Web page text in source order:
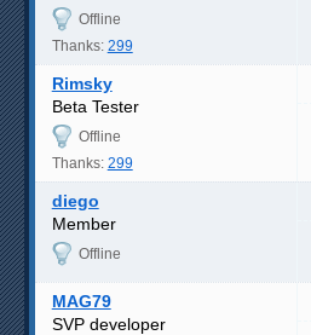
Offline
Thanks: 299
Rimsky
Beta Tester
Offline
Thanks: 299
diego
Member
Offline
MAG79
SVP developer